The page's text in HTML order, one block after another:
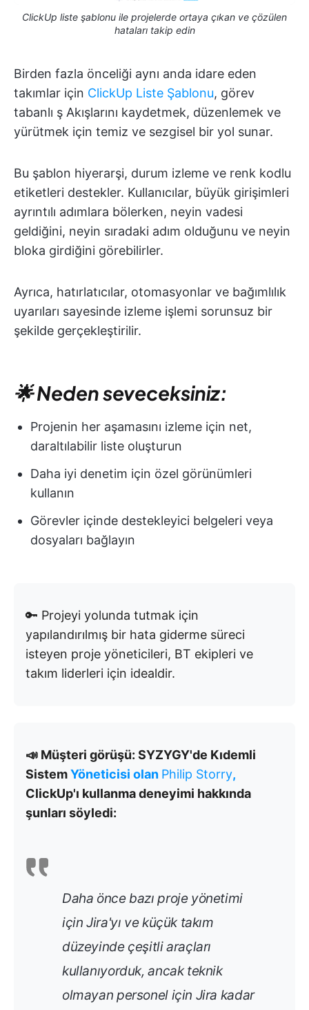
ClickUp liste şablonu ile projelerde ortaya çıkan ve çözülen
hataları takip edin
Birden fazla önceliği aynı anda idare eden
takımlar için ClickUp Liste Şablonu, görev
tabanlı ş Akışlarını kaydetmek, düzenlemek ve
yürütmek için temiz ve sezgisel bir yol sunar.
Bu şablon hiyerarşi, durum izleme ve renk kodlu
etiketleri destekler. Kullanıcılar, büyük girişimleri
ayrıntılı adımlara bölerken, neyin vadesi
geldiğini, neyin sıradaki adım olduğunu ve neyin
bloka girdiğini görebilirler.
Ayrıca, hatırlatıcılar, otomasyonlar ve bağımlılık
uyarıları sayesinde izleme işlemi sorunsuz bir
şekilde gerçekleştirilir.
🌟 Neden seveceksiniz:
Projenin her aşamasını izleme için net,
daraltılabilir liste oluşturun
Daha iyi denetim için özel görünümleri
kullanın
Görevler içinde destekleyici belgeleri veya
dosyaları bağlayın
🔑 Projeyi yolunda tutmak için
yapılandırılmış bir hata giderme süreci
isteyen proje yöneticileri, BT ekipleri ve
takım liderleri için idealdir.
📣 Müşteri görüşü: SYZYGY'de Kıdemli
SistemYöneticisi olan Philip Storry,
ClickUp'ı kullanma deneyimi hakkında
şunları söyledi:
Daha önce bazı proje yönetimi
için Jira'yı ve küçük takım
düzeyinde çeşitli araçları
kullanıyorduk, ancak teknik
olmayan personel için Jira kadar